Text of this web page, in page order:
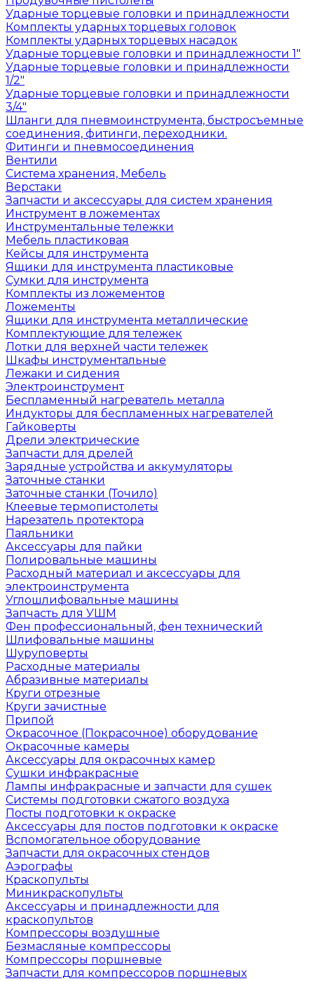
Ударные торцевые головки и принадлежности
Комплекты ударных торцевых головок
Комплекты ударных торцевых насадок
Ударные торцевые головки и принадлежности 1"
Ударные торцевые головки и принадлежности
1/2"
Ударные торцевые головки и принадлежности
3/4"
Шланги для пневмоинструмента, быстросъемные
соединения, фитинги, переходники.
Фитинги и пневмосоединения
Вентили
Система хранения, Мебель
Верстаки
Запчасти и аксессуары для систем хранения
Инструмент в ложементах
Инструментальные тележки
Мебель пластиковая
Кейсы для инструмента
Ящики для инструмента пластиковые
Сумки для инструмента
Комплекты из ложементов
Ложементы
Ящики для инструмента металлические
Комплектующие для тележек
Лотки для верхней части тележек
Шкафы инструментальные
Лежаки и сидения
Электроинструмент
Беспламенный нагреватель металла
Индукторы для беспламенных нагревателей
Гайковерты
Дрели электрические
Запчасти для дрелей
Зарядные устройства и аккумуляторы
Заточные станки
Заточные станки (Точило)
Клеевые термопистолеты
Нарезатель протектора
Паяльники
Аксессуары для пайки
Полировальные машины
Расходный материал и аксессуары для
электроинструмента
Углошлифовальные машины
Запчасть для УШМ
Фен профессиональный, фен технический
Шлифовальные машины
Шуруповерты
Расходные материалы
Абразивные материалы
Круги отрезные
Круги зачистные
Припой
Окрасочное (Покрасочное) оборудование
Окрасочные камеры
Аксессуары для окрасочных камер
Сушки инфракрасные
Лампы инфракрасные и запчасти для сушек
Системы подготовки сжатого воздуха
Посты подготовки к окраске
Аксессуары для постов подготовки к окраске
Вспомогательное оборудование
Запчасти для окрасочных стендов
Аэрографы
Краскопульты
Миникраскопульты
Аксессуары и принадлежности для
краскопультов
Компрессоры воздушные
Безмасляные компрессоры
Компрессоры поршневые
Запчасти для компрессоров поршневых